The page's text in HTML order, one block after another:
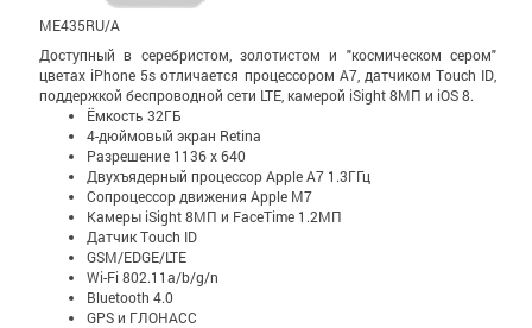
ME435RU/A
Доступный в серебристом, золотистом и "космическом сером"
цветах iPhone 5s отличается процессором A7, датчиком Touch ID,
поддержкой беспроводной сети LTE, камерой iSight 8МП и iOS 8.
Ёмкость 32ГБ
4-дюймовый экран Retina
Разрешение 1136 x 640
Двухъядерный процессор Apple A7 1.3ГГц
Сопроцессор движения Apple M7
Камеры iSight 8МП и FaceTime 1.2МП
Датчик Touch ID
GSM/EDGE/LTE
Wi-Fi 802.11a/b/g/n
Bluetooth 4.0
GPS и ГЛОНАСС